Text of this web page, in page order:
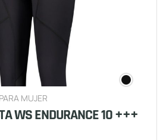
MUJER
WS ENDURANCE 10 +++